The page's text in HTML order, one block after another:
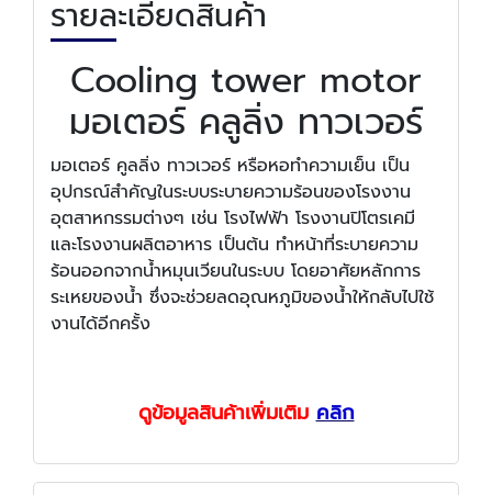
รายละเอียดสินค้า
Cooling tower motor
มอเตอร์ คลูลิ่ง ทาวเวอร์
มอเตอร์ คูลลิ่ง ทาวเวอร์ หรือหอทำความเย็น เป็น
อุปกรณ์สำคัญในระบบระบายความร้อนของโรงงาน
อุตสาหกรรมต่างๆ เช่น โรงไฟฟ้า โรงงานปิโตรเคมี
และโรงงานผลิตอาหาร เป็นต้น ทำหน้าที่ระบายความ
ร้อนออกจากน้ำหมุนเวียนในระบบ โดยอาศัยหลักการ
ระเหยของน้ำ ซึ่งจะช่วยลดอุณหภูมิของน้ำให้กลับไปใช้
งานได้อีกครั้ง
ดูข้อมูลสินค้าเพิ่มเติมคลิก